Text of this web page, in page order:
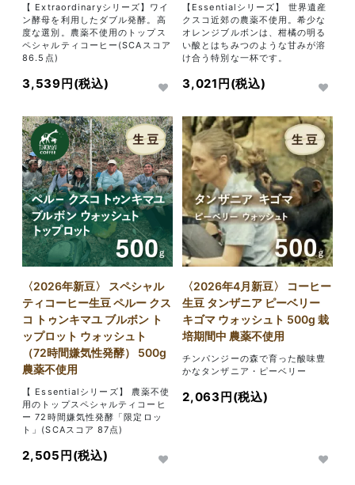
【 Extraordinaryシリーズ】ワイ
ン酵母を利用したダブル発酵。高
度な選別。農薬不使用のトップス
ペシャルティコーヒー(SCAスコア
86.5点)
3,539円(税込)
【Essentialシリーズ】 世界遺産
クスコ近郊の農薬不使用。希少な
オレンジブルボンは、柑橘の明る
い酸とはちみつのような甘みが溶
け合う特別な一杯です。
3,021円(税込)
〈2026年新豆〉 スペシャル
ティコーヒー生豆 ペルー クス
コ トゥンキマユ ブルボン ト
ップロット ウォッシュト
（72時間嫌気性発酵） 500g
農薬不使用
【 Essentialシリーズ】 農薬不使
用のトップスペシャルティコーヒ
ー 72時間嫌気性発酵「限定ロッ
ト」(SCAスコア 87点)
2,505円(税込)
〈2026年4月新豆〉 コーヒー
生豆 タンザニア ピーベリー
キゴマ ウォッシュト 500g 栽
培期間中 農薬不使用
チンパンジーの森で育った酸味豊
かなタンザニア・ピーベリー
2,063円(税込)